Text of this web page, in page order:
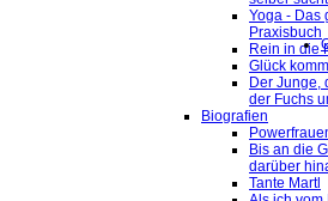
Yoga - Das
Praxisbuch
Rein in die
Glück
Der Junge,
der Fuchs
Biografien
Bis an die
darüber
Tante Martl